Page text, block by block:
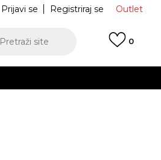
Outlet
Prijavi se Registriraj se
Pretraži site 0